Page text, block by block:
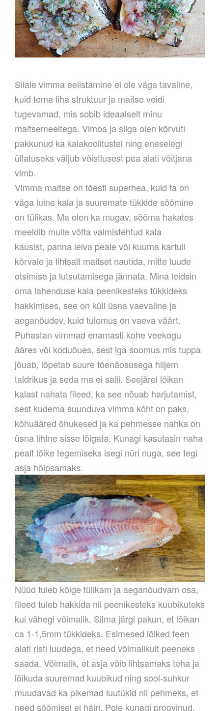
Siiale vimma eelistamine ei ole väga tavaline,
kuid tema liha struktuur ja maitse veidi
tugevamad, mis sobib ideaalselt minu
maitsemeeltega. Vimba ja siiga olen kõrvuti
pakkunud ka kalakoolitustel ning eneselegi
üllatuseks väljub võistlusest pea alati võitjana
vimb.
Vimma maitse on tõesti superhea, kuid ta on
väga luine kala ja suuremate tükkide söömine
on tülikas. Ma olen ka mugav, sööma hakates
meeldib mulle võtta valmistehtud kala
kausist, panna leiva peale või kuuma kartuli
kõrvale ja lihtsalt maitset nautida, mitte luude
otsimise ja lutsutamisega jännata. Mina leidsin
oma lahenduse kala peenikesteks tükkideks
hakkimises, see on küll üsna vaevaline ja
aeganõudev, kuid tulemus on vaeva väärt.
Puhastan vimmad enamasti kohe veekogu
ääres või koduõues, sest iga soomus mis tuppa
jõuab, lõpetab suure tõenäosusega hiljem
taldrikus ja seda ma ei salli. Seejärel lõikan
kalast nahata fileed, ka see nõuab harjutamist,
sest kudema suunduva vimma kõht on paks,
kõhuääred õhukesed ja ka pehmesse nahka on
üsna lihtne sisse lõigata. Kunagi kasutasin naha
pealt lõike tegemiseks isegi nüri nuga, see tegi
asja hõlpsamaks.
Nüüd tuleb kõige tülikam ja aeganõudvam osa,
fileed tuleb hakkida nii peenikesteks kuubikuteks
kui vähegi võimalik. Silma järgi pakun, et lõikan
ca 1-1,5mm tükkideks. Esimesed lõiked teen
alati risti luudega, et need võimalikult peeneks
saada. Võimalik, et asja võib lihtsamaks teha ja
lõikuda suuremad kuubikud ning sool-suhkur
muudavad ka pikemad luutükid nii pehmeks, et
need söömisel ei häiri. Pole kunagi proovinud.